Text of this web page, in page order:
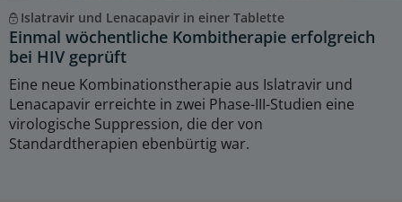
Islatravir und Lenacapavir in einer Tablette
Einmal wöchentliche Kombitherapie erfolgreich
bei HIV geprüft
Eine neue Kombinationstherapie aus Islatravir und
Lenacapavir erreichte in zwei Phase-III-Studien eine
virologische Suppression, die der von
Standardtherapien ebenbürtig war.